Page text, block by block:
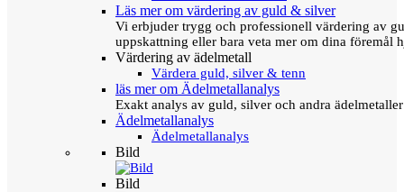
Läs mer om värdering av guld & silver
Vi erbjuder trygg och professionell värdering av
uppskattning eller bara veta mer om dina föremål
Värdering av ädelmetall
Värdera guld, silver & tenn
läs mer om Ädelmetallanalys
Exakt analys av guld, silver och andra
Ädelmetallanalys
Ädelmetallanalys
Bild
Bild